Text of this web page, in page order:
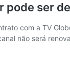
pode ser
com a TV
não será